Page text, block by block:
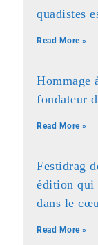
quadistes
Read More »
Hommage
fondateur
Read More »
Festidrag
édition qui
dans le
Read More »